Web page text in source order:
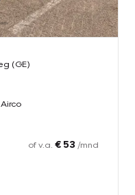
(GE)
of v.a. € 53 /mnd